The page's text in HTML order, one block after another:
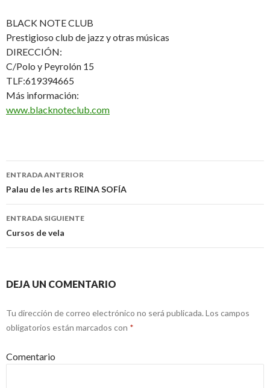
BLACK NOTE CLUB
Prestigioso club de jazz y otras músicas
DIRECCIÓN:
C/Polo y Peyrolón 15
TLF:619394665
Más información:
www.blacknoteclub.com
Ir a la entrada
ENTRADA ANTERIOR
Palau de les arts REINA SOFÍA
ENTRADA SIGUIENTE
Cursos de vela
DEJA UN COMENTARIO
Tu dirección de correo electrónico no será publicada. Los campos
obligatorios están marcados con *
Comentario